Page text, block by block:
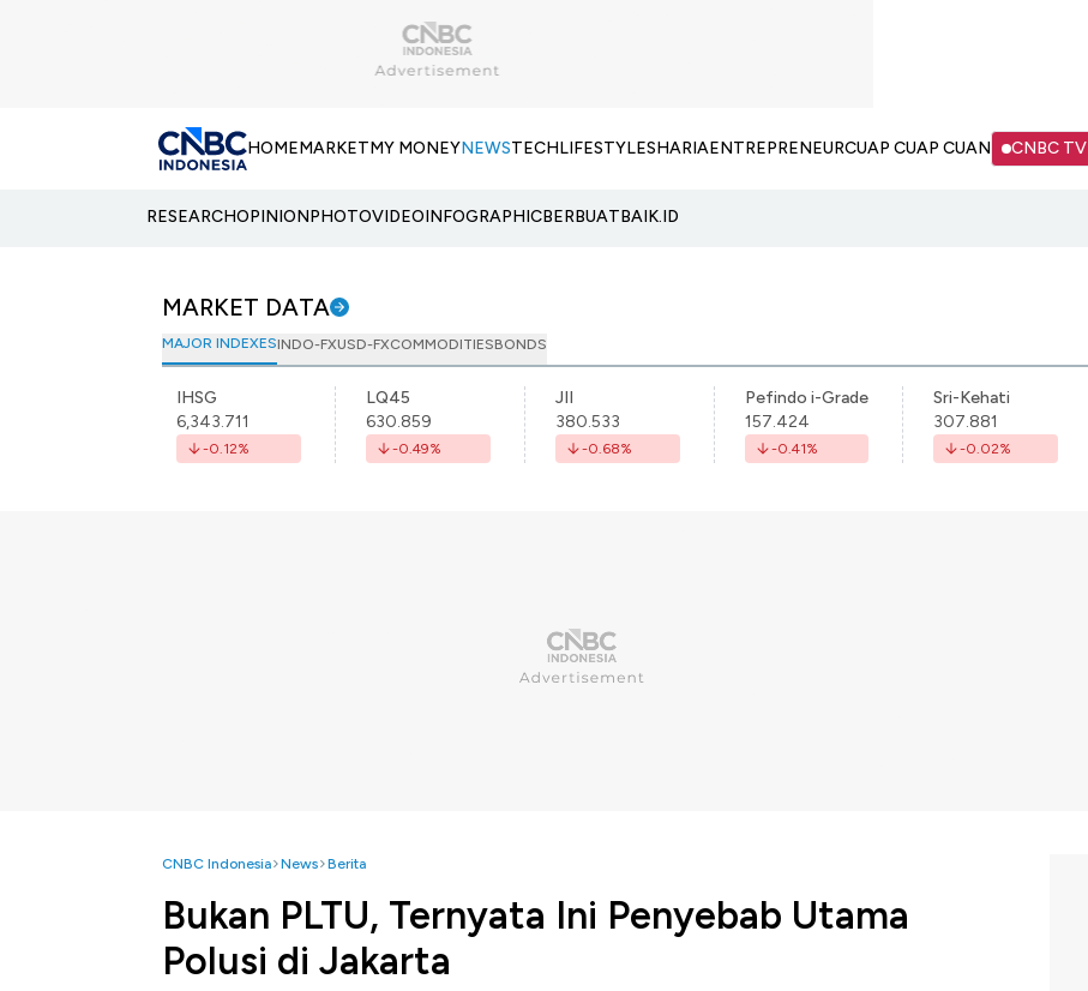
HOMEMARKETMY MONEYNEWSTECHLIFESTYLESHARIAENTREPRENEURCUAP CUAP CUAN CNBC TV
RESEARCHOPINIONPHOTOVIDEOINFOGRAPHICBERBUATBAIK.ID
MARKET DATA
MAJOR INDEXESINDO-FXUSD-FXCOMMODITIESBONDS
IHSG
6,343.711
-0.12%
LQ45
630.859
-0.49%
JII
380.533
-0.68%
Pefindo i-Grade
157.424
-0.41%
Sri-Kehati
307.881
-0.02%
CNBC Indonesia News Berita
Bukan PLTU, Ternyata Ini Penyebab Utama
Polusi di Jakarta